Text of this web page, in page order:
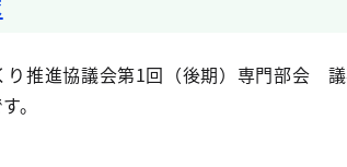
り推進協議会第1回（後期）専門部会
。